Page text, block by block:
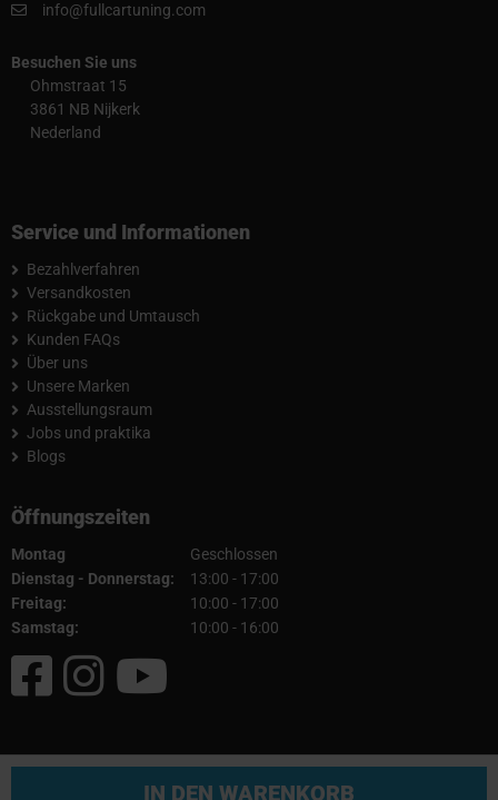
IN DEN WARENKORB
info@fullcartuning.com
Besuchen Sie uns
Ohmstraat 15
3861 NB Nijkerk
Nederland
Service und Informationen
Bezahlverfahren
Versandkosten
Rückgabe und Umtausch
Kunden FAQs
Über uns
Unsere Marken
Ausstellungsraum
Jobs und praktika
Blogs
Öffnungszeiten
Montag
Geschlossen
Dienstag - Donnerstag:
13:00 - 17:00
Freitag:
10:00 - 17:00
Samstag:
10:00 - 16:00
AGB| Impressum | Datenschutz